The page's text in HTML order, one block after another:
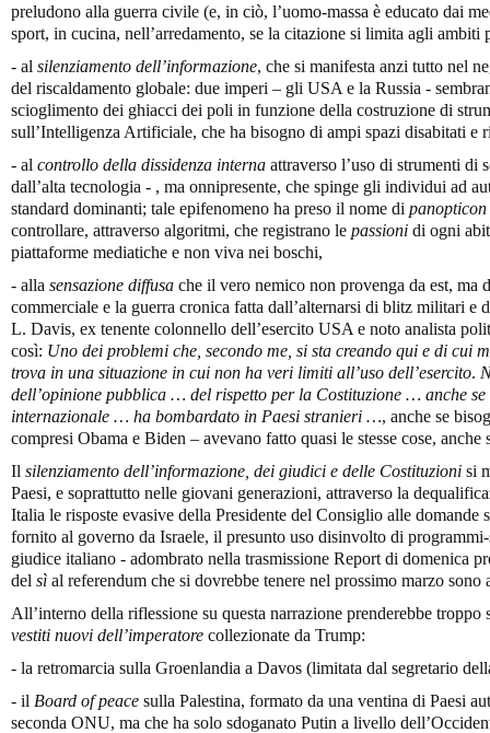
preludono alla guerra civile (e, in ciò, l’uomo-massa è educato dai
sport, in cucina, nell’arredamento, se la citazione si limita agli ambiti
- al silenziamento dell’informazione, che si manifesta anzi tutto nel
del riscaldamento globale: due imperi – gli USA e la Russia -
scioglimento dei ghiacci dei poli in funzione della costruzione di
sull’Intelligenza Artificiale, che ha bisogno di ampi spazi disabitati e
- al controllo della dissidenza interna attraverso l’uso di strumenti
dall’alta tecnologia - , ma onnipresente, che spinge gli individui ad
standard dominanti; tale epifenomeno ha preso il nome di
controllare, attraverso algoritmi, che registrano le passioni di ogni
piattaforme mediatiche e non viva nei boschi,
- alla sensazione diffusa che il vero nemico non provenga da est, ma
commerciale e la guerra cronica fatta dall’alternarsi di blitz militari e
L. Davis, ex tenente colonnello dell’esercito USA e noto analista
così: Uno dei problemi che, secondo me, si sta creando qui e di cui
trova in una situazione in cui non ha veri limiti all’uso dell’esercito.
dell’opinione pubblica … del rispetto per la Costituzione … anche
internazionale … ha bombardato in Paesi stranieri …, anche se
compresi Obama e Biden – avevano fatto quasi le stesse cose,
Il silenziamento dell’informazione, dei giudici e delle Costituzioni si
Paesi, e soprattutto nelle giovani generazioni, attraverso la
Italia le risposte evasive della Presidente del Consiglio alle domande
fornito al governo da Israele, il presunto uso disinvolto di
giudice italiano - adombrato nella trasmissione Report di domenica
del sì al referendum che si dovrebbe tenere nel prossimo marzo sono
All’interno della riflessione su questa narrazione prenderebbe troppo
vestiti nuovi dell’imperatore collezionate da Trump:
- la retromarcia sulla Groenlandia a Davos (limitata dal segretario
- il Board of peace sulla Palestina, formato da una ventina di Paesi
seconda ONU, ma che ha solo sdoganato Putin a livello